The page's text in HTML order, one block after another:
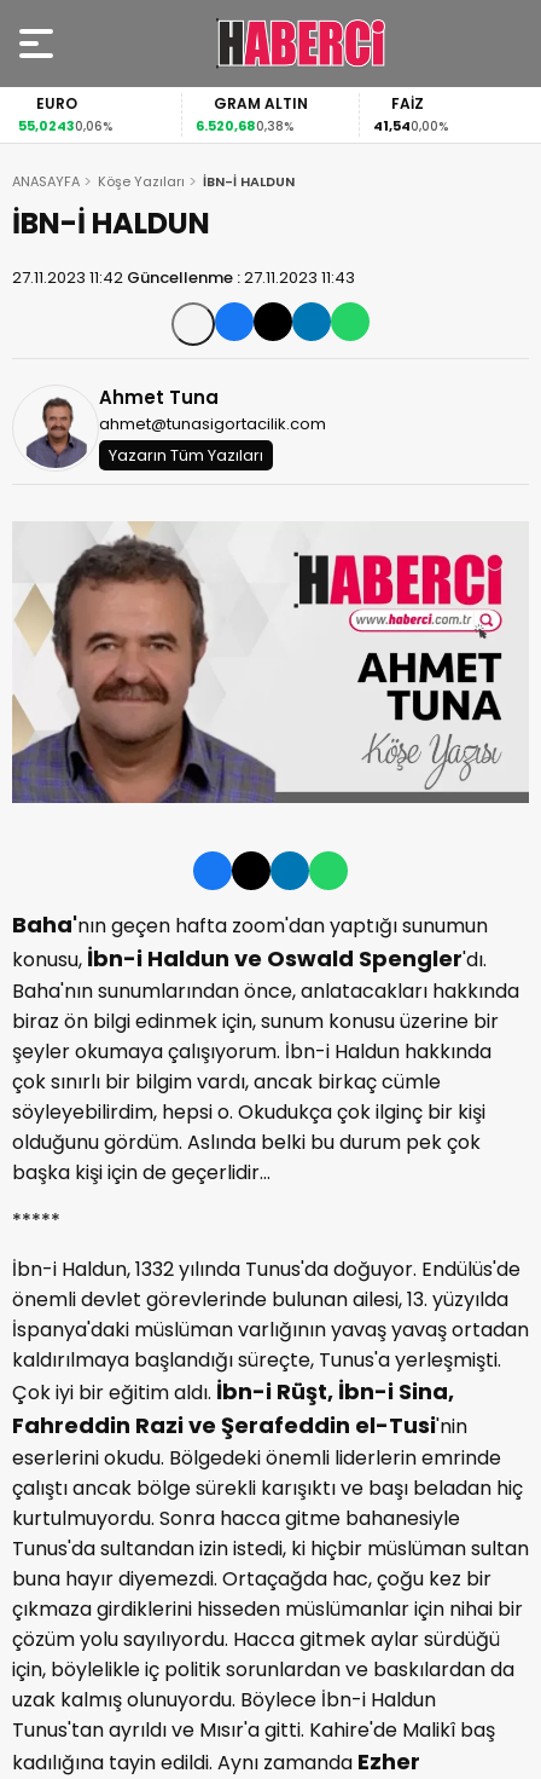
EURO
55,02430,06%
GRAM ALTIN
6.520,680,38%
FAİZ
41,540,00%
ANASAYFA Köşe Yazıları İBN-İ HALDUN
İBN-İ HALDUN
27.11.2023 11:42 Güncellenme :27.11.2023 11:43
Ahmet Tuna
ahmet@tunasigortacilik.com
Yazarın Tüm Yazıları
Baha'nın geçen hafta zoom'dan yaptığı sunumun
konusu, İbn-i Haldun ve Oswald Spengler'dı.
Baha'nın sunumlarından önce, anlatacakları hakkında
biraz ön bilgi edinmek için, sunum konusu üzerine bir
şeyler okumaya çalışıyorum. İbn-i Haldun hakkında
çok sınırlı bir bilgim vardı, ancak birkaç cümle
söyleyebilirdim, hepsi o. Okudukça çok ilginç bir kişi
olduğunu gördüm. Aslında belki bu durum pek çok
başka kişi için de geçerlidir...
*****
İbn-i Haldun, 1332 yılında Tunus'da doğuyor. Endülüs'de
önemli devlet görevlerinde bulunan ailesi, 13. yüzyılda
İspanya'daki müslüman varlığının yavaş yavaş ortadan
kaldırılmaya başlandığı süreçte, Tunus'a yerleşmişti.
Çok iyi bir eğitim aldı. İbn-i Rüşt, İbn-i Sina,
Fahreddin Razi ve Şerafeddin el-Tusi'nin
eserlerini okudu. Bölgedeki önemli liderlerin emrinde
çalıştı ancak bölge sürekli karışıktı ve başı beladan hiç
kurtulmuyordu. Sonra hacca gitme bahanesiyle
Tunus'da sultandan izin istedi, ki hiçbir müslüman sultan
buna hayır diyemezdi. Ortaçağda hac, çoğu kez bir
çıkmaza girdiklerini hisseden müslümanlar için nihai bir
çözüm yolu sayılıyordu. Hacca gitmek aylar sürdüğü
için, böylelikle iç politik sorunlardan ve baskılardan da
uzak kalmış olunuyordu. Böylece İbn-i Haldun
Tunus'tan ayrıldı ve Mısır'a gitti. Kahire'de Malikî baş
kadılığına tayin edildi. Aynı zamanda Ezher